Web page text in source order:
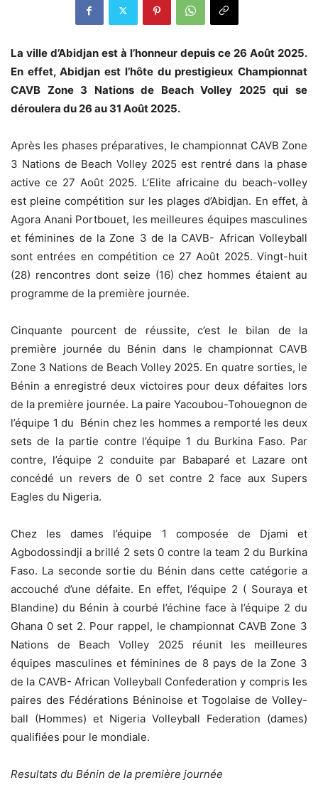
La ville d’Abidjan est à l’honneur depuis ce 26 Août 2025.
En effet, Abidjan est l’hôte du prestigieux Championnat
CAVB Zone 3 Nations de Beach Volley 2025 qui se
déroulera du 26 au 31 Août 2025.
Après les phases préparatives, le championnat CAVB Zone
3 Nations de Beach Volley 2025 est rentré dans la phase
active ce 27 Août 2025. L’Elite africaine du beach-volley
est pleine compétition sur les plages d’Abidjan. En effet, à
Agora Anani Portbouet, les meilleures équipes masculines
et féminines de la Zone 3 de la CAVB- African Volleyball
sont entrées en compétition ce 27 Août 2025. Vingt-huit
(28) rencontres dont seize (16) chez hommes étaient au
programme de la première journée.
‎Cinquante pourcent de réussite, c’est le bilan de la
première journée du Bénin dans le championnat CAVB
Zone 3 Nations de Beach Volley 2025. En quatre sorties, le
Bénin a enregistré deux victoires pour deux défaites lors
de la première journée. La paire Yacoubou-Tohouegnon de
l’équipe 1 du Bénin chez les hommes a remporté les deux
sets de la partie contre l’équipe 1 du Burkina Faso. Par
contre, l’équipe 2 conduite par Babaparé et Lazare ont
concédé un revers de 0 set contre 2 face aux Supers
Eagles du Nigeria. ‎
‎Chez les dames l’équipe 1 composée de Djami et
Agbodossindji a brillé 2 sets 0 contre la team 2 du Burkina
Faso. La seconde sortie du Bénin dans cette catégorie a
accouché d’une défaite. En effet, l’équipe 2 ( Souraya et
Blandine) du Bénin à courbé l’échine face à l’équipe 2 du
Ghana 0 set 2. Pour rappel, le championnat CAVB Zone 3
Nations de Beach Volley 2025 réunit les meilleures
équipes masculines et féminines de 8 pays de la Zone 3
de la CAVB- African Volleyball Confederation y compris les
paires des Fédérations Béninoise et Togolaise de Volley-
ball (Hommes) et Nigeria Volleyball Federation (dames)
qualifiées pour le mondiale.
Resultats du Bénin de la première journée